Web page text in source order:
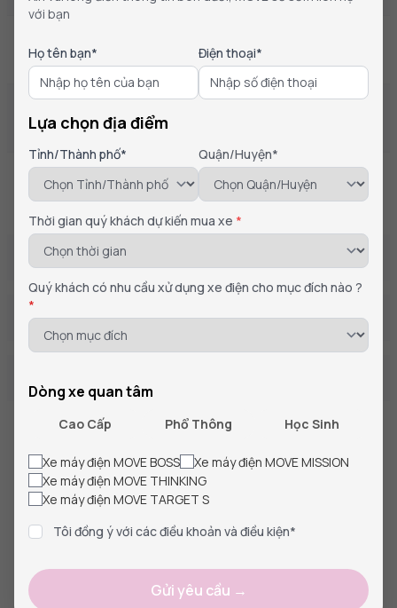
6h ( 0-100% )
13.5 kg
BỘ SẠC
273W 177W
ĐỘNG CƠ
KÍCH THƯỚC & TIỆN ÍCH
với bạn
Họ tên bạn* Điện thoại*
Lựa chọn địa điểm
Tỉnh/Thành phố* Quận/Huyện*
Thời gian quý khách dự kiến mua xe *
Quý khách có nhu cầu xử dụng xe điện cho mục đích nào ?
*
Dòng xe quan tâm
Cao Cấp Phổ Thông Học Sinh
Xe máy điện MOVE BOSS
Xe máy điện MOVE MISSION
Xe máy điện MOVE THINKING
Xe máy điện MOVE TARGET S
Tôi đồng ý với các điều khoản và điều kiện*
Gửi yêu cầu →